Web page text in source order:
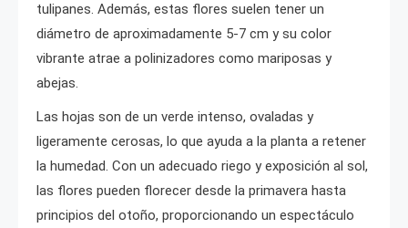
tulipanes. Además, estas flores suelen tener un
diámetro de aproximadamente 5-7 cm y su color
vibrante atrae a polinizadores como mariposas y
abejas.
Las hojas son de un verde intenso, ovaladas y
ligeramente cerosas, lo que ayuda a la planta a retener
la humedad. Con un adecuado riego y exposición al sol,
las flores pueden florecer desde la primavera hasta
principios del otoño, proporcionando un espectáculo